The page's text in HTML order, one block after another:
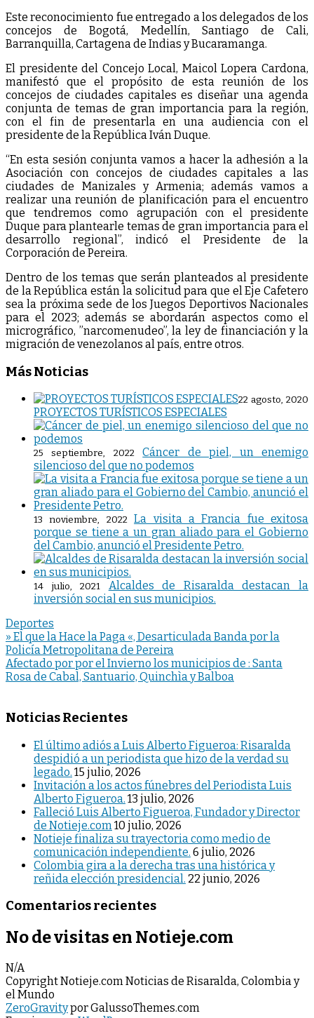
Este reconocimiento fue entregado a los delegados de los
concejos de Bogotá, Medellín, Santiago de Cali,
Barranquilla, Cartagena de Indias y Bucaramanga.
El presidente del Concejo Local, Maicol Lopera Cardona,
manifestó que el propósito de esta reunión de los
concejos de ciudades capitales es diseñar una agenda
conjunta de temas de gran importancia para la región,
con el fin de presentarla en una audiencia con el
presidente de la República Iván Duque.
“En esta sesión conjunta vamos a hacer la adhesión a la
Asociación con concejos de ciudades capitales a las
ciudades de Manizales y Armenia; además vamos a
realizar una reunión de planificación para el encuentro
que tendremos como agrupación con el presidente
Duque para plantearle temas de gran importancia para el
desarrollo regional”, indicó el Presidente de la
Corporación de Pereira.
Dentro de los temas que serán planteados al presidente
de la República están la solicitud para que el Eje Cafetero
sea la próxima sede de los Juegos Deportivos Nacionales
para el 2023; además se abordarán aspectos como el
micrográfico, ”narcomenudeo”, la ley de financiación y la
migración de venezolanos al país, entre otros.
Más Noticias
22 agosto, 2020
PROYECTOS TURÍSTICOS ESPECIALES
25 septiembre, 2022
Cáncer de piel, un enemigo
silencioso del que no podemos
13 noviembre, 2022 La visita a Francia fue exitosa
porque se tiene a un gran aliado para el Gobierno
del Cambio, anunció el Presidente Petro.
14 julio, 2021
Alcaldes de Risaralda destacan la
inversión social en sus municipios.
Deportes
Navegación
de
entradas
» El que la Hace la Paga «, Desarticulada Banda por la
Policía Metropolitana de Pereira
Afectado por por el Invierno los municipios de : Santa
Rosa de Cabal, Santuario, Quinchìa y Balboa
Noticias Recientes
El último adiós a Luis Alberto Figueroa: Risaralda
despidió a un periodista que hizo de la verdad su
legado. 15 julio, 2026
Invitación a los actos fúnebres del Periodista Luis
Alberto Figueroa. 13 julio, 2026
Falleció Luis Alberto Figueroa, Fundador y Director
de Notieje.com 10 julio, 2026
Notieje finaliza su trayectoria como medio de
comunicación independiente. 6 julio, 2026
Colombia gira a la derecha tras una histórica y
reñida elección presidencial. 22 junio, 2026
Comentarios recientes
No de visitas en Notieje.com
N/A
Copyright Notieje.com Noticias de Risaralda, Colombia y
el Mundo
ZeroGravitypor GalussoThemes.com